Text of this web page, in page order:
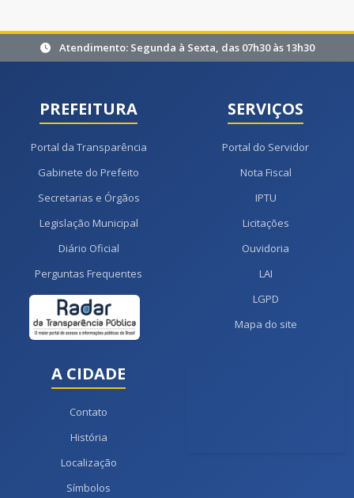
Atendimento: Segunda à Sexta, das 07h30 às 13h30
PREFEITURA
Portal da Transparência
Gabinete do Prefeito
Secretarias e Órgãos
Legislação Municipal
Diário Oficial
Perguntas Frequentes
SERVIÇOS
Portal do Servidor
Nota Fiscal
IPTU
Licitações
Ouvidoria
LAI
LGPD
Mapa do site
A CIDADE
Contato
História
Localização
Símbolos